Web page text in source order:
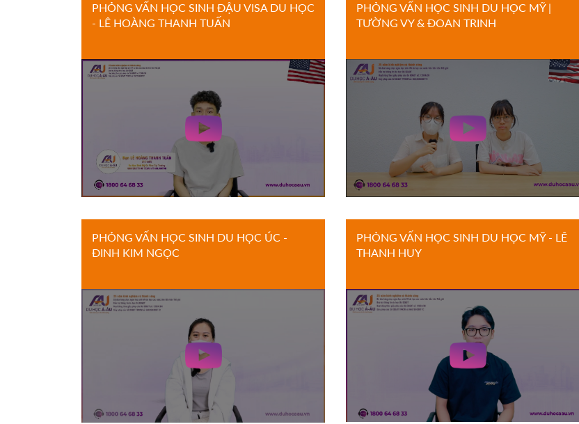
PHỎNG VẤN HỌC SINH ĐẬU VISA DU HỌC
- LÊ HOÀNG THANH TUẤN
PHỎNG VẤN HỌC SINH DU HỌC MỸ |
TƯỜNG VY & ĐOAN TRINH
PHỎNG VẤN HỌC SINH DU HỌC ÚC -
ĐINH KIM NGỌC
PHỎNG VẤN HỌC SINH DU HỌC MỸ - LÊ
THANH HUY